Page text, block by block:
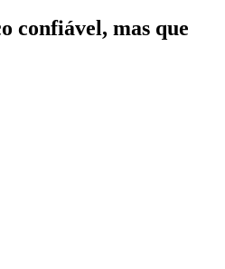
confiável, mas que